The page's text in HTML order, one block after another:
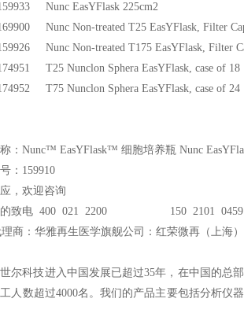
Nunc EasYFlask 225cm2
Nunc Non-treated T25 EasYFlask, Filter
Nunc Non-treated T175 EasYFlask, Filter
T25 Nunclon Sphera EasYFlask, case of 18
T75 Nunclon Sphera EasYFlask, case of 24
：Nunc™ EasYFlask™ 细胞培养瓶 Nunc
：159910
，欢迎咨询
的致电 400 021 2200 150 2101 0459
商：华雅再生医学旗舰公司：红荣微再（上海
尔科技进入中国发展已超过35年，在中国的总
人数超过4000名。我们的产品主要包括分析仪